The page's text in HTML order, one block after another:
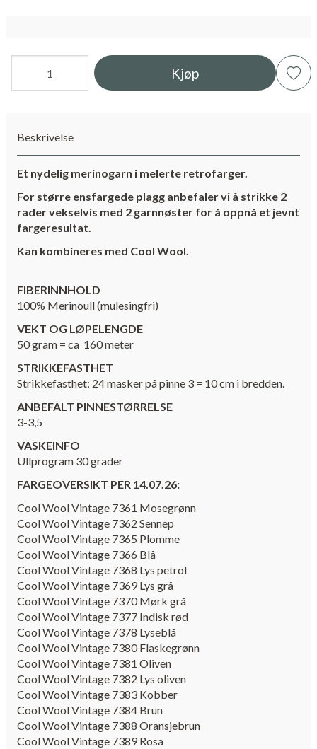
Kjøp
Beskrivelse
Et nydelig merinogarn i melerte retrofarger.
For større ensfargede plagg anbefaler vi å strikke 2
rader vekselvis med 2 garnnøster for å oppnå et jevnt
fargeresultat.
Kan kombineres med Cool Wool.
FIBERINNHOLD
100% Merinoull (mulesingfri)
VEKT OG LØPELENGDE
50 gram = ca 160 meter
STRIKKEFASTHET
Strikkefasthet: 24 masker på pinne 3 = 10 cm i bredden.
ANBEFALT PINNESTØRRELSE
3-3,5
VASKEINFO
Ullprogram 30 grader
FARGEOVERSIKT PER 14.07.26:
Cool Wool Vintage 7361 Mosegrønn
Cool Wool Vintage 7362 Sennep
Cool Wool Vintage 7365 Plomme
Cool Wool Vintage 7366 Blå
Cool Wool Vintage 7368 Lys petrol
Cool Wool Vintage 7369 Lys grå
Cool Wool Vintage 7370 Mørk grå
Cool Wool Vintage 7377 Indisk rød
Cool Wool Vintage 7378 Lyseblå
Cool Wool Vintage 7380 Flaskegrønn
Cool Wool Vintage 7381 Oliven
Cool Wool Vintage 7382 Lys oliven
Cool Wool Vintage 7383 Kobber
Cool Wool Vintage 7384 Brun
Cool Wool Vintage 7388 Oransjebrun
Cool Wool Vintage 7389 Rosa